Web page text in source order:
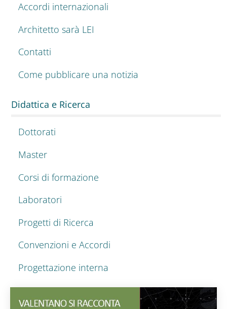
Accordi internazionali
Architetto sarà LEI
Contatti
Come pubblicare una notizia
Didattica e Ricerca
Dottorati
Master
Corsi di formazione
Laboratori
Progetti di Ricerca
Convenzioni e Accordi
Progettazione interna